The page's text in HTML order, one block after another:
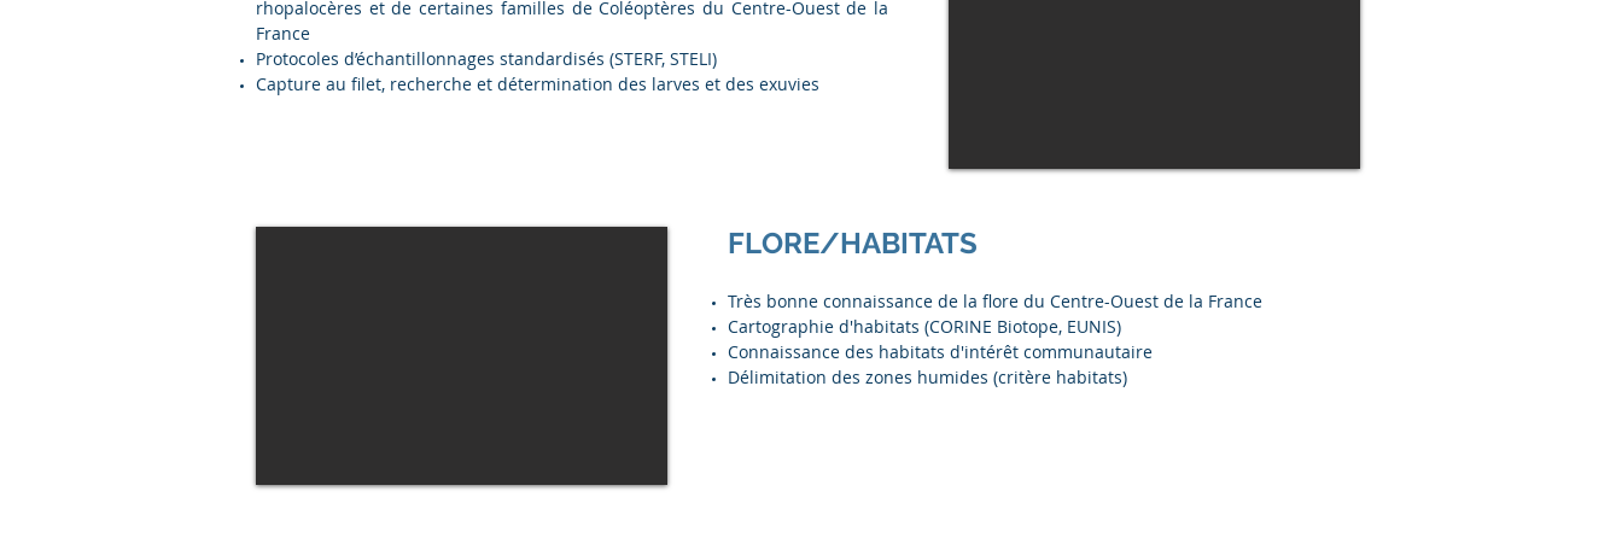
rhopalocères et de certaines familles de Coléoptères du Centre-Ouest de la
France
Protocoles d’échantillonnages standardisés (STERF, STELI)
Capture au filet, recherche et détermination des larves et des exuvies
FLORE/HABITATS
Très bonne connaissance de la flore du Centre-Ouest de la France
Cartographie d'habitats (CORINE Biotope, EUNIS)
Connaissance des habitats d'intérêt communautaire
Délimitation des zones humides (critère habitats)